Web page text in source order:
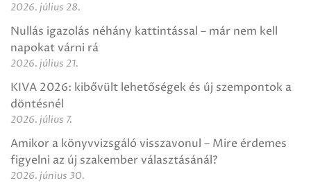
2026. július 28.
Nullás igazolás néhány kattintással – már nem kell
napokat várni rá
2026. július 21.
KIVA 2026: kibővült lehetőségek és új szempontok a
döntésnél
2026. július 7.
Amikor a könyvvizsgáló visszavonul – Mire érdemes
figyelni az új szakember választásánál?
2026. június 30.